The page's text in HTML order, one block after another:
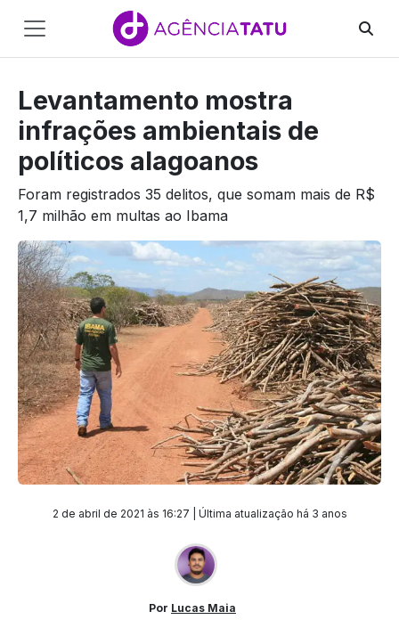
Pular para o conteúdo
Main
Navigation
Levantamento mostra
infrações ambientais de
políticos alagoanos
Foram registrados 35 delitos, que somam mais de R$
1,7 milhão em multas ao Ibama
2 de abril de 2021 às 16:27 | Última atualização há 3 anos
Por Lucas Maia